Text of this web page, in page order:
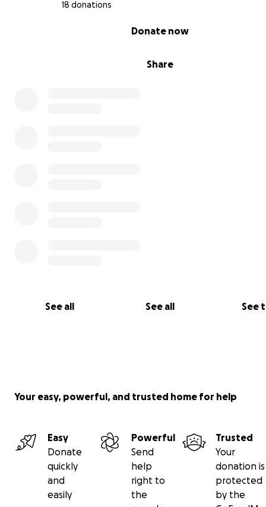
18 donations
Share
Donate now
See all See all See
Your easy, powerful, and trusted home for help
Easy
Donate
quickly
and
easily
Powerful
Send
help
right to
the
Trusted
Your
donation is
protected
by the